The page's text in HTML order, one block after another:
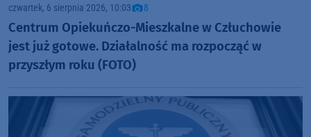
czwartek, 6 sierpnia 2026, 10:03 8
Centrum Opiekuńczo-Mieszkalne w Człuchowie
jest już gotowe. Działalność ma rozpocząć w
przyszłym roku (FOTO)